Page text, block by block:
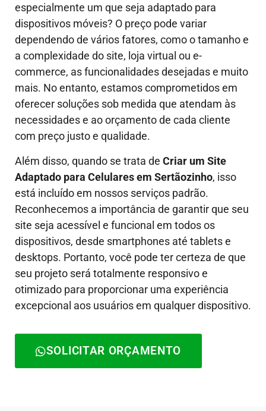
especialmente um que seja adaptado para
dispositivos móveis? O preço pode variar
dependendo de vários fatores, como o tamanho e
a complexidade do site, loja virtual ou e-
commerce, as funcionalidades desejadas e muito
mais. No entanto, estamos comprometidos em
oferecer soluções sob medida que atendam às
necessidades e ao orçamento de cada cliente
com preço justo e qualidade.
Além disso, quando se trata de Criar um Site
Adaptado para Celulares em Sertãozinho, isso
está incluído em nossos serviços padrão.
Reconhecemos a importância de garantir que seu
site seja acessível e funcional em todos os
dispositivos, desde smartphones até tablets e
desktops. Portanto, você pode ter certeza de que
seu projeto será totalmente responsivo e
otimizado para proporcionar uma experiência
excepcional aos usuários em qualquer dispositivo.
SOLICITAR ORÇAMENTO